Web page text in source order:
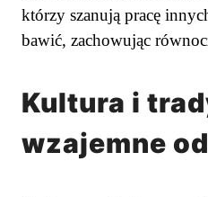
którzy szanują pracę
bawić, zachowując
Kultura i
wzajemne